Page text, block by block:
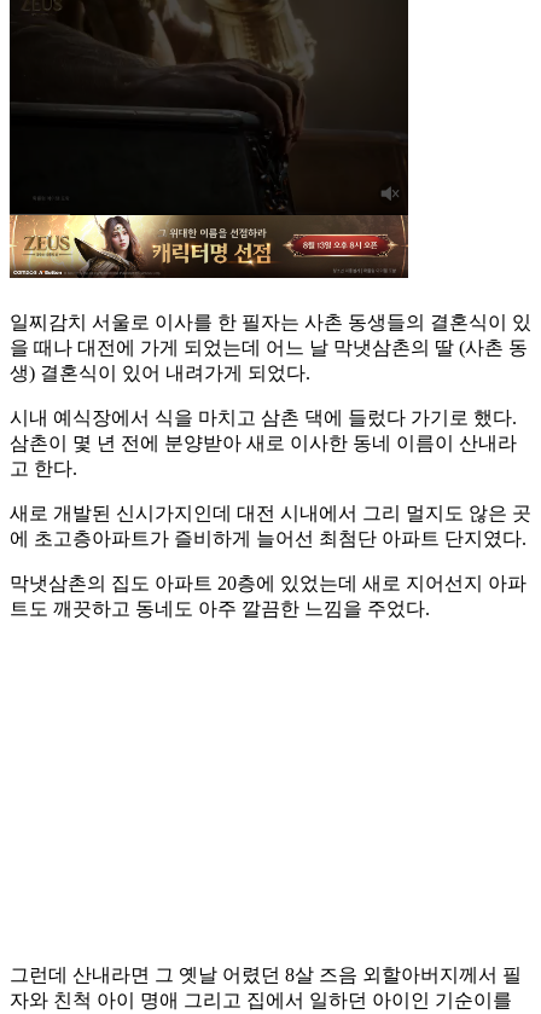
일찌감치 서울로 이사를 한 필자는 사촌 동생들의 결혼식이 있
을 때나 대전에 가게 되었는데 어느 날 막냇삼촌의 딸 (사촌 동
생) 결혼식이 있어 내려가게 되었다.
시내 예식장에서 식을 마치고 삼촌 댁에 들렀다 가기로 했다.
삼촌이 몇 년 전에 분양받아 새로 이사한 동네 이름이 산내라
고 한다.
새로 개발된 신시가지인데 대전 시내에서 그리 멀지도 않은 곳
에 초고층아파트가 즐비하게 늘어선 최첨단 아파트 단지였다.
막냇삼촌의 집도 아파트 20층에 있었는데 새로 지어선지 아파
트도 깨끗하고 동네도 아주 깔끔한 느낌을 주었다.
그런데 산내라면 그 옛날 어렸던 8살 즈음 외할아버지께서 필
자와 친척 아이 명애 그리고 집에서 일하던 아이인 기순이를